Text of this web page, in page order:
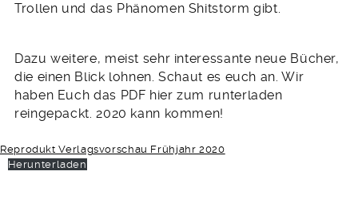
Trollen und das Phänomen Shitstorm gibt.
Dazu weitere, meist sehr interessante neue Bücher,
die einen Blick lohnen. Schaut es euch an. Wir
haben Euch das PDF hier zum runterladen
reingepackt. 2020 kann kommen!
Reprodukt Verlagsvorschau Frühjahr 2020
Herunterladen